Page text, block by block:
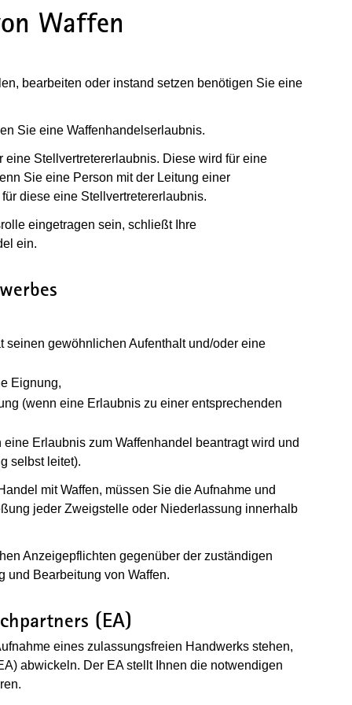
Waffen
bearbeiten oder instand setzen benötigen Sie eine
Sie eine Waffenhandelserlaubnis.
Stellvertretererlaubnis. Diese wird für eine
Sie eine Person mit der Leitung einer
diese eine Stellvertretererlaubnis.
eingetragen sein, schließt Ihre
ein.
seinen gewöhnlichen Aufenthalt und/oder eine
Eignung,
(wenn eine Erlaubnis zu einer entsprechenden
Erlaubnis zum Waffenhandel beantragt wird und
selbst leitet).
mit Waffen, müssen Sie die Aufnahme und
jeder Zweigstelle oder Niederlassung innerhalb
Anzeigepflichten gegenüber der zuständigen
und Bearbeitung von Waffen.
(EA)
eines zulassungsfreien Handwerks stehen,
abwickeln. Der EA stellt Ihnen die notwendigen